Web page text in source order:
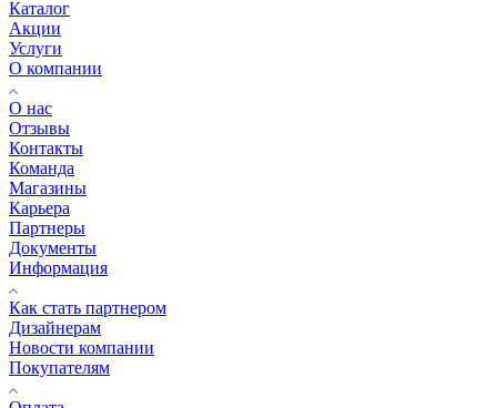
Каталог
Акции
Услуги
О компании
О нас
Отзывы
Контакты
Команда
Магазины
Карьера
Партнеры
Документы
Информация
Как стать партнером
Дизайнерам
Новости компании
Покупателям